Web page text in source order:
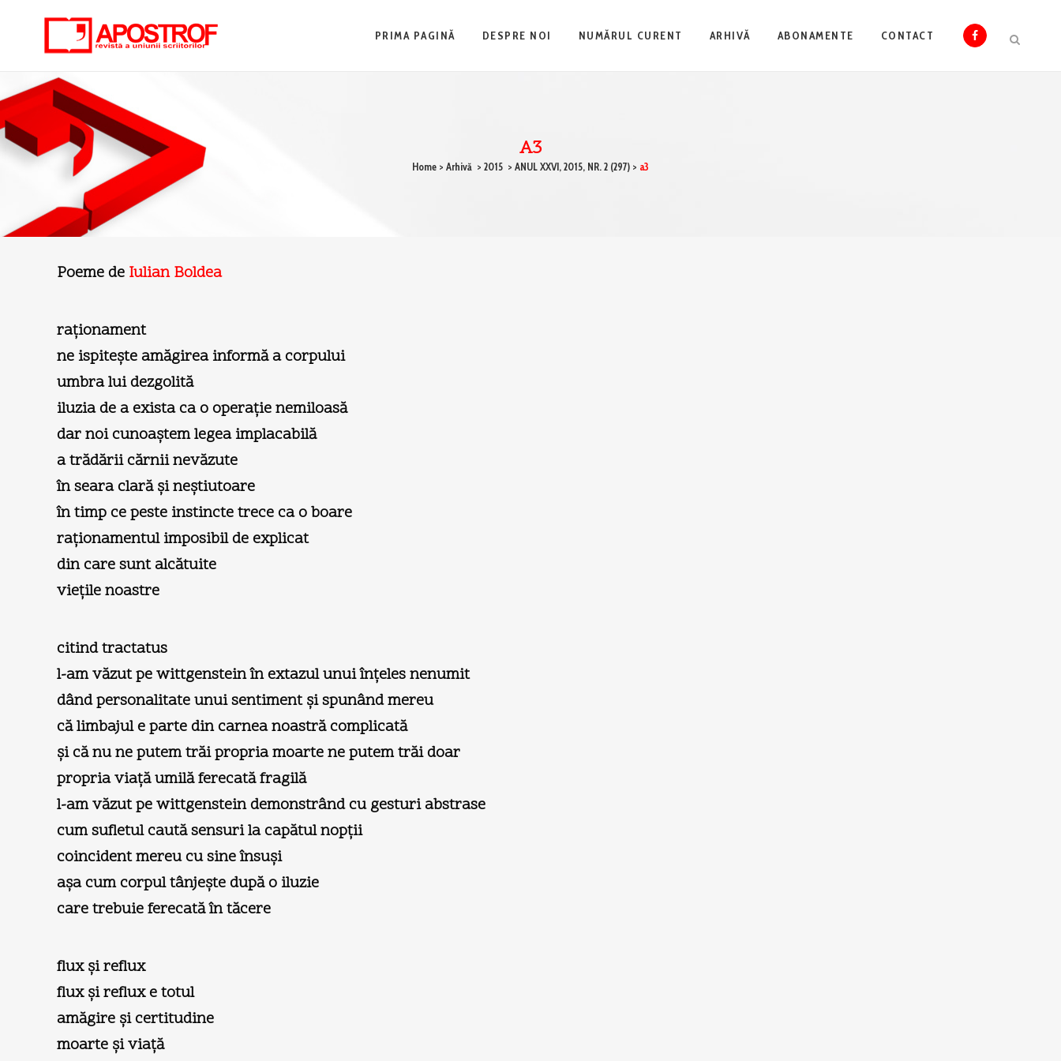
PRIMA PAGINĂ DESPRE NOI NUMĂRUL CURENT ARHIVĂ ABONAMENTE CONTACT
A3
Home > Arhivă > 2015 > ANUL XXVI, 2015, NR. 2 (297) > a3
Poeme de Iulian Boldea
raţionament
ne ispiteşte amăgirea informă a corpului
umbra lui dezgolită
iluzia de a exista ca o operaţie nemiloasă
dar noi cunoaştem legea implacabilă
a trădării cărnii nevăzute
în seara clară şi neştiutoare
în timp ce peste instincte trece ca o boare
raţionamentul imposibil de explicat
din care sunt alcătuite
vieţile noastre
citind tractatus
l-am văzut pe wittgenstein în extazul unui înţeles nenumit
dând personalitate unui sentiment şi spunând mereu
că limbajul e parte din carnea noastră complicată
şi că nu ne putem trăi propria moarte ne putem trăi doar
propria viaţă umilă ferecată fragilă
l-am văzut pe wittgenstein demonstrând cu gesturi abstrase
cum sufletul caută sensuri la capătul nopţii
coincident mereu cu sine însuşi
aşa cum corpul tânjeşte după o iluzie
care trebuie ferecată în tăcere
flux şi reflux
flux şi reflux e totul
amăgire şi certitudine
moarte şi viaţă